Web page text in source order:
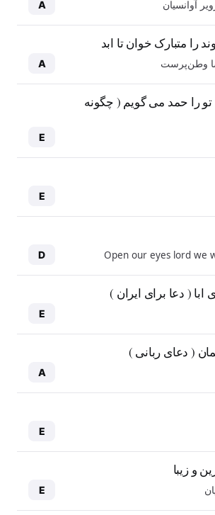
آوانسیان A
را متبارک خوان تا ابد
وطن‌پرست A
را حمد می گویم ( چگونه
E
E
Open our eyes lord we
D
ابا ( دعا برای ایران )
E
( دعای ربانی )
A
E
و زیبا
E